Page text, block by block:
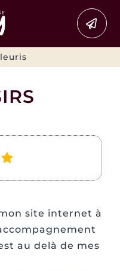
site internet à
au delà de mes